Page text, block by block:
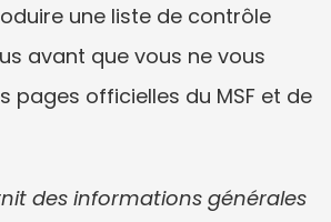
une liste de contrôle
avant que vous ne vous
pages officielles du MSF et de
des informations générales